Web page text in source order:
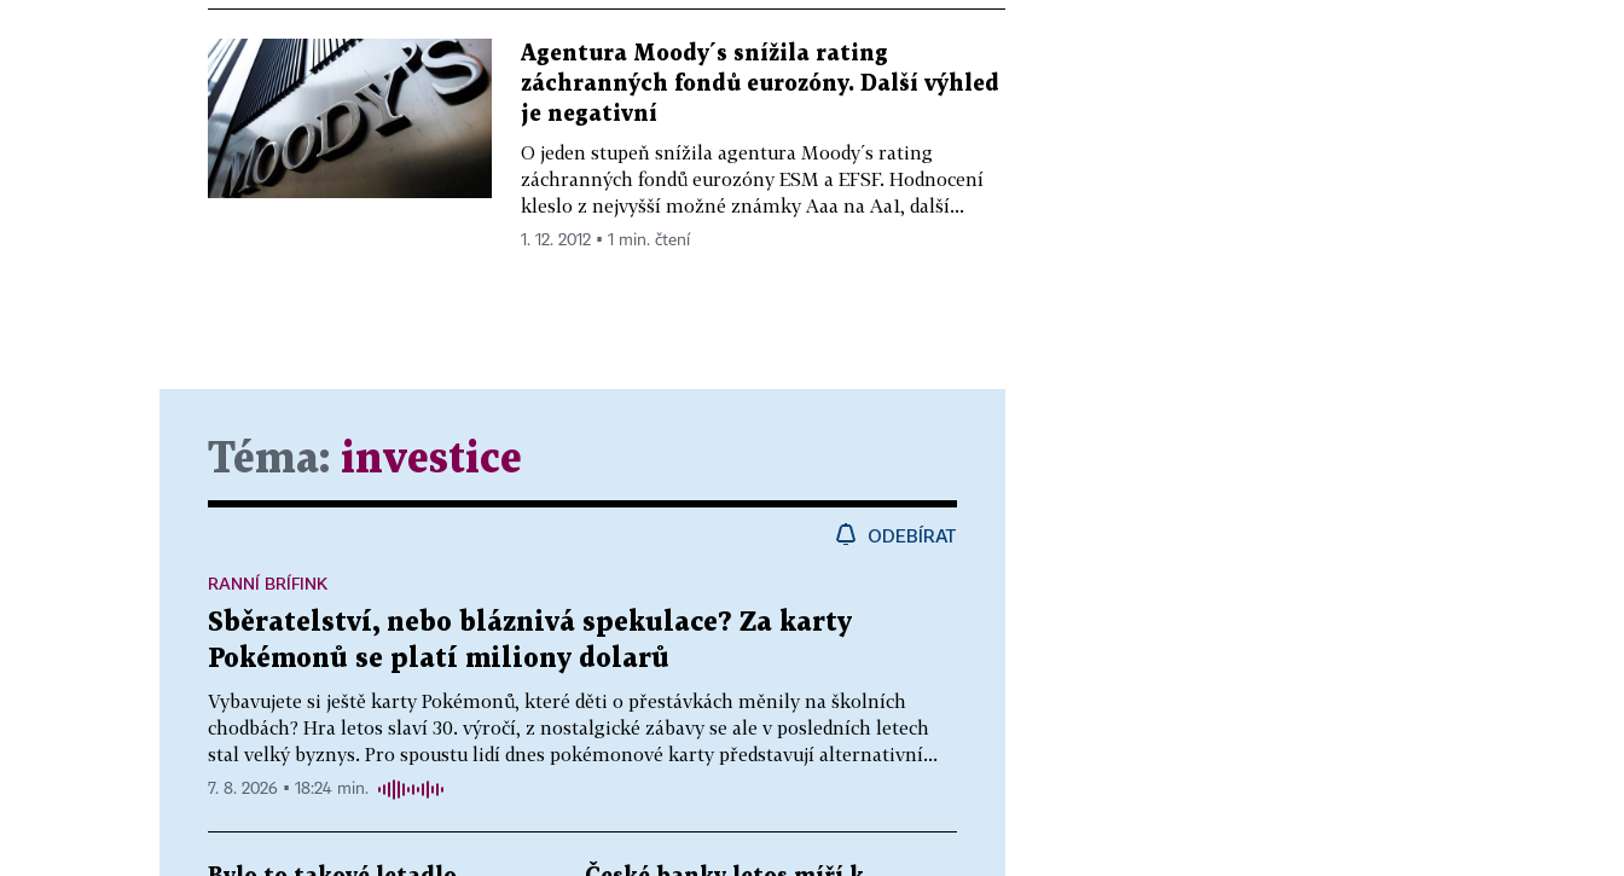
Agentura Moody´s snížila rating
záchranných fondů eurozóny. Další výhled
je negativní
O jeden stupeň snížila agentura Moody´s rating
záchranných fondů eurozóny ESM a EFSF. Hodnocení
kleslo z nejvyšší možné známky Aaa na Aa1, další...
1. 12. 2012 ▪ 1 min. čtení
Téma: investice
ODEBÍRAT
Sběratelství, nebo bláznivá spekulace? Za karty
Pokémonů se platí miliony dolarů
Vybavujete si ještě karty Pokémonů, které děti o přestávkách měnily na školních
chodbách? Hra letos slaví 30. výročí, z nostalgické zábavy se ale v posledních letech
stal velký byznys. Pro spoustu lidí dnes pokémonové karty představují alternativní...
RANNÍ BRÍFINK
7. 8. 2026 ▪ 18:24 min.